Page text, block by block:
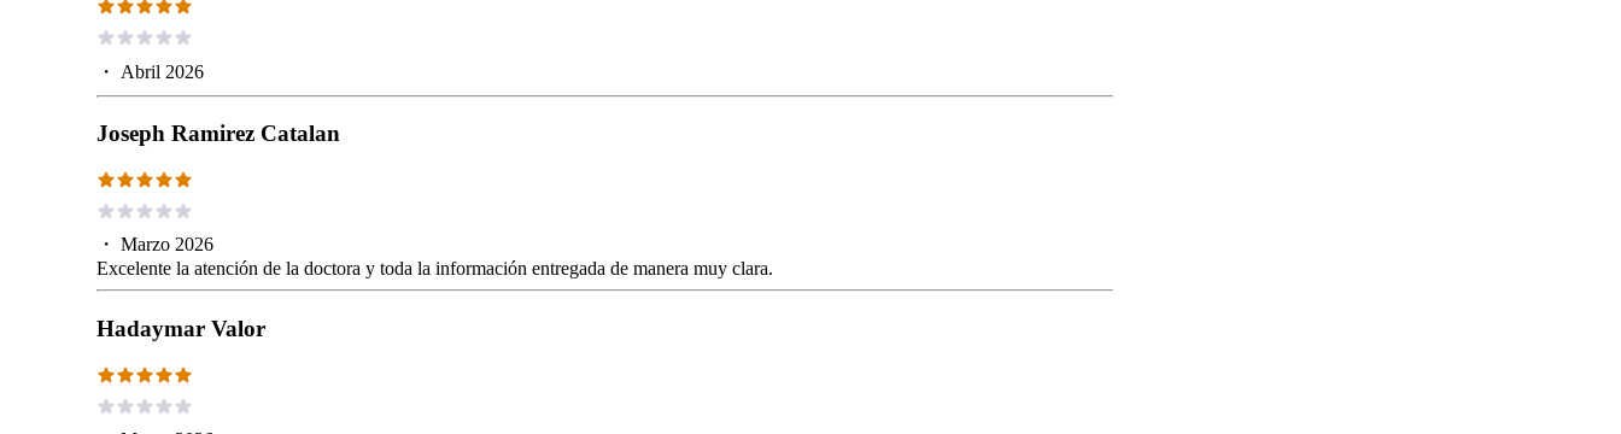
・ Abril 2026
Joseph Ramirez Catalan
・ Marzo 2026
Excelente la atención de la doctora y toda la información entregada de manera muy clara.
Hadaymar Valor